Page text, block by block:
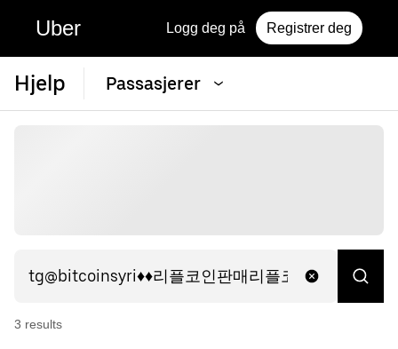
Uber Logg deg på Registrer deg
Hjelp Passasjerer
3 results